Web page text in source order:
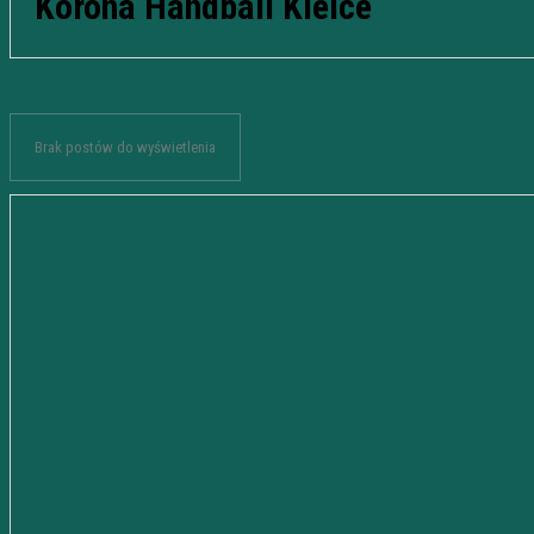
Brak postów do wyświetlenia